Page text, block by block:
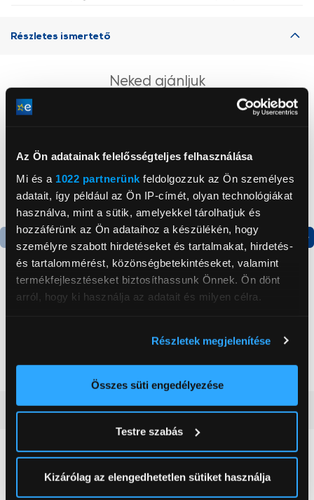
Az Ön adatainak felelősségteljes felhasználása
Mi és a 1022 partnerünk feldolgozzuk az Ön személyes
adatait, így például az Ön IP-címét, olyan technológiákat
használva, mint a sütik, amelyekkel tárolhatjuk és
hozzáférünk az Ön adataihoz a készülékén, hogy
személyre szabott hirdetéseket és tartalmakat, hirdetés-
és tartalommérést, közönségbetekintéseket, valamint
termékfejlesztéseket biztosíthassunk Önnek. Ön dönt
arról, hogy ki használja az adatait és milyen célra.
elhelyezkedéséről pár méteres pontossággal
Az Ön készülékén beazonosítása annak konkrét
módjairól és adja meg preferenciáit aRészletek
pontban. Bármikor módosíthatja vagy visszavonhatja a
Sütinyilatkozathoz való hozzájárulását.
Részletek megjelenítése
Összes süti engedélyezése
Testre szabás
Kizárólag az elengedhetetlen sütiket használja
Részletes ismertető
Neked ajánljuk
Gorenje NRS8182KX Side
Gorenje N619EAXL4
kombinált hűtőszekrény
Vásárlói vélemények(0)
0